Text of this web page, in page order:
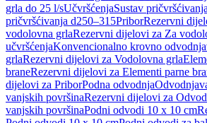
grla do 25 l/sUčvršćenjaSustav
pričvršćivanja d250–315PriborRezervni
vodolovna grlaRezervni dijelovi za Za
učvršćenjaKonvencionalno krovno
grlaRezervni dijelovi za Vodolovna grla
braneRezervni dijelovi za Elementi parne
dijelovi za PriborPodna odvodnja
vanjskih površinaRezervni dijelovi za
vanjskih površinaPodni odvodi 10 x 10 cm